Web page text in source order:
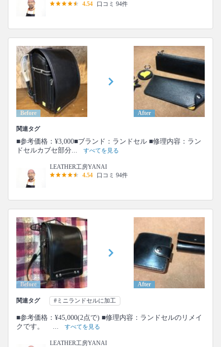
4.54
口コミ 94件
Before After
関連タグ
■参考価格：¥3,000■ブランド：ランドセル ■修理内容：ラン
ドセルカブセ部分...
すべてを見る
LEATHER工房YANAI
4.54
口コミ 94件
Before After
関連タグ #ミニランドセルに加工
■参考価格：¥45,000(2点で) ■修理内容：ランドセルのリメイ
クです。 ...
すべてを見る
LEATHER工房YANAI